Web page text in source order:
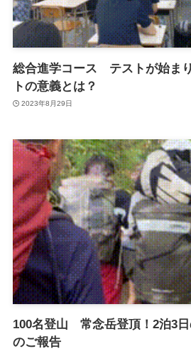
総合進学コース テストが始ま
トの意義とは？
2023年8月29日
100名登山 常念岳登頂！2泊3日
のご報告